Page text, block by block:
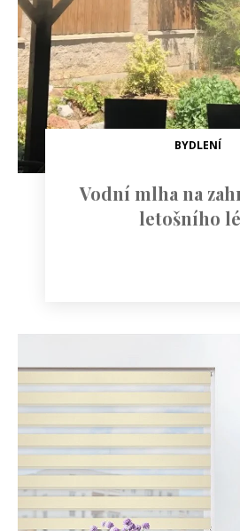
BYDLENÍ
Vodní mlha na
letošního